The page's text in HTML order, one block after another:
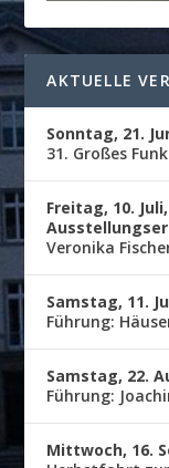
AKTUELLE
Sonntag, 21.
31. Großes
Freitag, 10.
Veronika
Samstag, 11.
Führung:
Samstag, 22.
Führung:
Mittwoch, 16.